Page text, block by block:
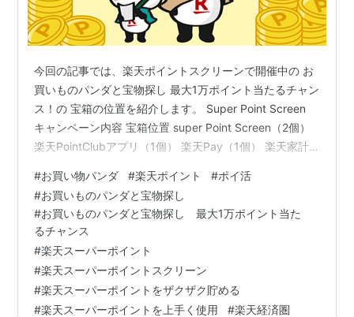
今回の記事では、楽天ポイントスクリーンで開催中の お
買いものパンダと宝物探し 最大1万ポイント当たるチャン
ス！の 宝箱の位置を紹介します。 Super Point Screen
キャンペーン内容 宝箱位置 super Point Screen（2個）
楽天PointClubアプリ（1個） 楽天Pay（1個） 楽天家計
ログ SNS キャンペーン内容 Super Point Screen キャン
ペーン名：お買いものパンダと宝物探し 最大1万ポイント
当たるチャンス！ キャンペーン期間：2025年11月17日～
12月15日 特典：10000ポイン…
#お買い物パンダ #楽天ポイント #ポイ活
#お買いものパンダと宝物探し
#お買いものパンダと宝物探し 最大1万ポイント当た
るチャンス
#楽天スーパーポイント
#楽天スーパーポイントスクリーン
#楽天スーパーポイントをザクザク貯める
#楽天スーパーポイントを上手く使用 #楽天経済圏